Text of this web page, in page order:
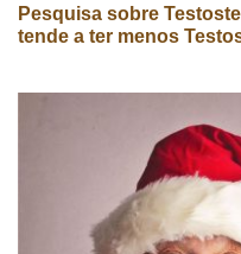
Pesquisa sobre
tende a ter menos